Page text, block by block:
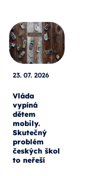
23. 07. 2026
Vláda
vypíná
dětem
mobily.
Skutečný
problém
českých škol
to neřeší